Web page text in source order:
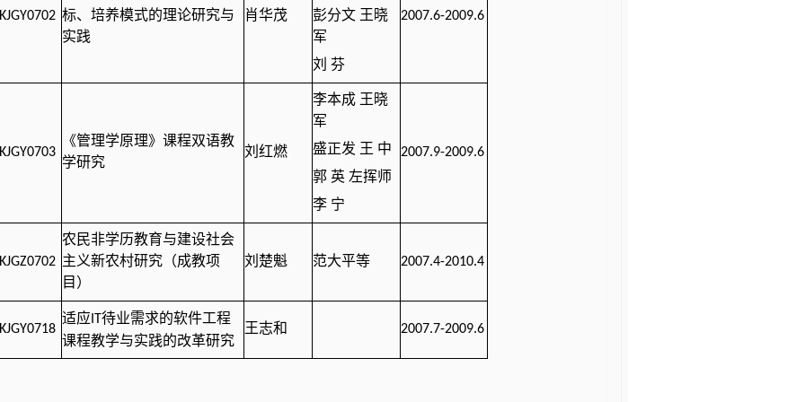
标、培养模式的理论研究与
实践
肖华茂
彭分文 王晓
军
刘 芬
2007.6-2009.6
《管理学原理》课程双语教
学研究
刘红燃
李本成 王晓
军
盛正发 王 中
郭 英 左挥师
李 宁
2007.9-2009.6
农民非学历教育与建设社会
主义新农村研究（成教项
目）
刘楚魁 范大平等 2007.4-2010.4
适应 IT待业需求的软件工程
课程教学与实践的改革研究
王志和 2007.7-2009.6